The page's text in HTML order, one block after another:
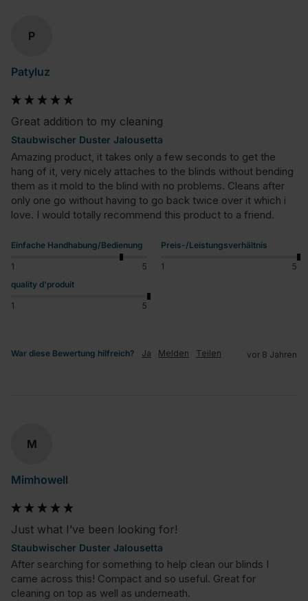
P
Patyluz
Great addition to my cleaning
Staubwischer Duster Jalousetta
Amazing product, it takes only a few seconds to get the
hang of it, very nicely attaches to the blinds without bending
them as it mold to the blind with no problems. Cleans after
only one go without having to go back twice over it which i
love. I would totally recommend this product to a friend.
Einfache Handhabung/Bedienung
1 5
Preis-/Leistungsverhältnis
1
5
quality d'produit
1 5
War diese Bewertung hilfreich? Ja Melden Teilen vor 8 Jahren
M
Mimhowell
Just what I’ve been looking for!
Staubwischer Duster Jalousetta
After searching for something to help clean our blinds I
came across this! Compact and so useful. Great for
cleaning on top as well as underneath.